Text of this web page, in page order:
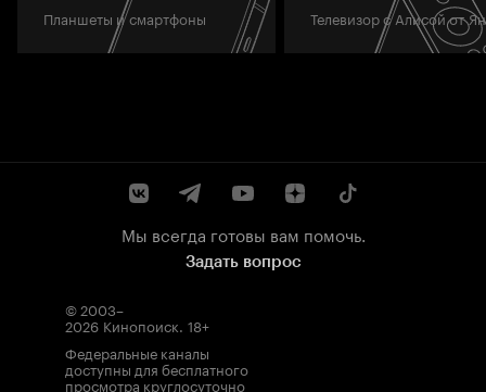
Планшеты и смартфоны Телевизор с Алисой от
Мы всегда готовы вам помочь.
Задать вопрос
© 2003–
2026 Кинопоиск. 18+
Федеральные каналы
доступны для бесплатного
просмотра круглосуточно